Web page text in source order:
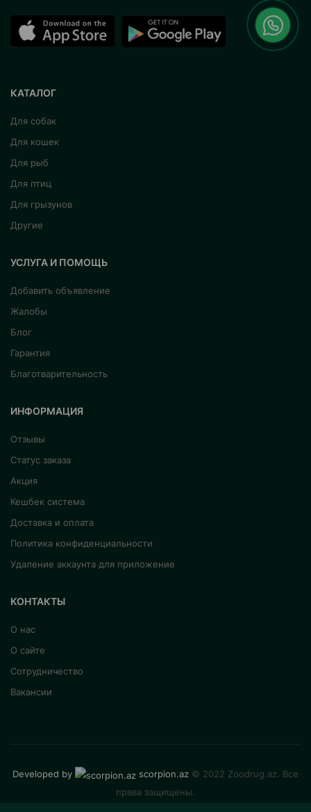
КАТАЛОГ
Для собак
Для кошек
Для рыб
Для птиц
Для грызунов
Другие
УСЛУГА И ПОМОЩЬ
Добавить объявление
Жалобы
Блог
Гарантия
Благотварительность
ИНФОРМАЦИЯ
Отзывы
Статус заказа
Акция
Кешбек система
Доставка и оплата
Политика конфиденциальности
Удаление аккаунта для приложение
КОНТАКТЫ
О нас
О сайте
Сотрудничество
Вакансии
Developed by scorpion.az © 2022 Zoodrug.az. Все
права защищены.